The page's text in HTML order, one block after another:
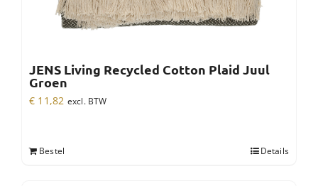
JENS Living Recycled Cotton Plaid Juul
Groen
€ 11,82 excl. BTW
Bestel Details